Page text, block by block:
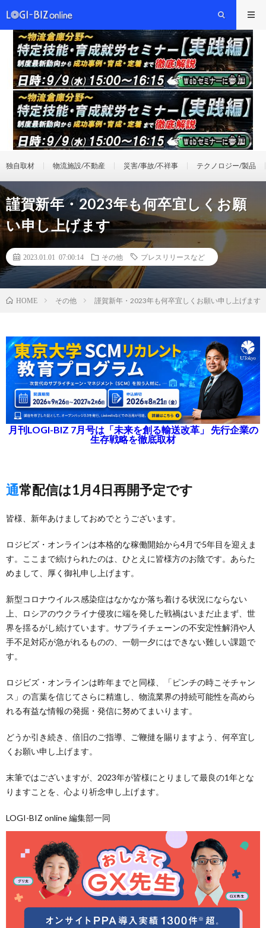
独自取材 物流施設/不動産 災害/事故/不祥事 テクノロジー/製品
謹賀新年・2023年も何卒宜しくお願
い申し上げます
2023.01.01 07:00:14 その他 プレスリリースなど
HOME その他 謹賀新年・2023年も何卒宜しくお願い申し上げます
月刊LOGI-BIZ 7月号は「未来を創る輸送改革」 先行企業の
生存戦略を徹底取材
通常配信は1月4日再開予定です
皆様、新年あけましておめでとうございます。
ロジビズ・オンラインは本格的な稼働開始から4月で5年目を迎えま
す。ここまで続けられたのは、ひとえに皆様方のお陰です。あらた
めまして、厚く御礼申し上げます。
新型コロナウイルス感染症はなかなか落ち着ける状況にならない
上、ロシアのウクライナ侵攻に端を発した戦禍はいまだ止まず、世
界を揺るがし続けています。サプライチェーンの不安定性解消や人
手不足対応が急がれるものの、一朝一夕にはできない難しい課題で
す。
ロジビズ・オンラインは昨年までと同様、「ピンチの時こそチャン
ス」の言葉を信じてさらに精進し、物流業界の持続可能性を高めら
れる有益な情報の発掘・発信に努めてまいります。
どうか引き続き、倍旧のご指導、ご鞭撻を賜りますよう、何卒宜し
くお願い申し上げます。
末筆ではございますが、2023年が皆様にとりまして最良の1年とな
りますことを、心より祈念申し上げます。
LOGI-BIZ online 編集部一同